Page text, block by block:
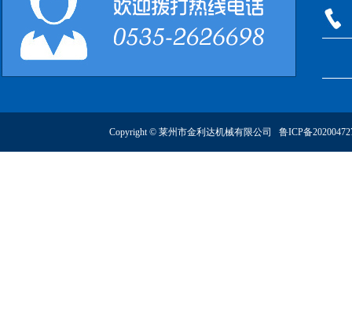
Copyright © 莱州市金利达机械有限公司 鲁ICP备